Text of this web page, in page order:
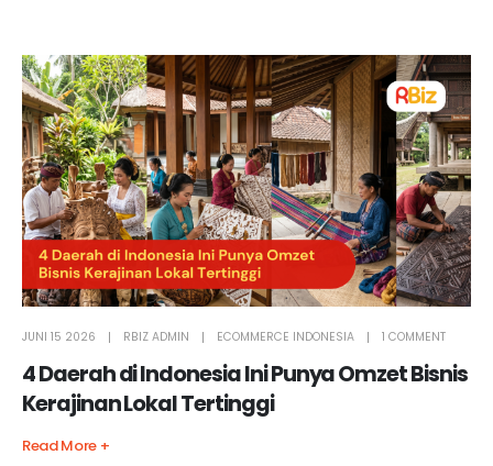
JUNI 15 2026 RBIZ ADMIN ECOMMERCE INDONESIA 1 COMMENT
4 Daerah di Indonesia Ini Punya Omzet Bisnis
Kerajinan Lokal Tertinggi
Read More +